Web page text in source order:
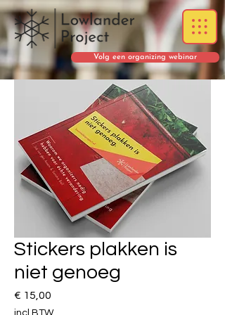
Volg een organizing webinar
Stickers plakken is
niet genoeg
€ 15,00
incl.BTW